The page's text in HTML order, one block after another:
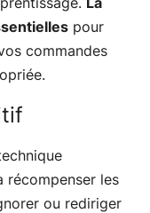
pour
commandes
récompenser les
ou rediriger